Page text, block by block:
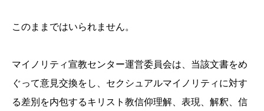
このままではいられません。
マイノリティ宣教センター運営委員会は、当該文書をめ
ぐって意見交換をし、セクシュアルマイノリティに対す
る差別を内包するキリスト教信仰理解、表現、解釈、信